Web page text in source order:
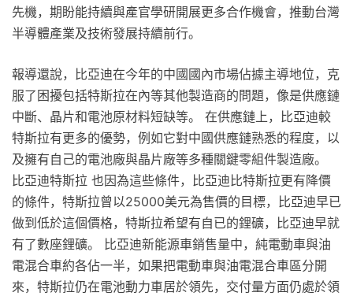
先機，期盼能持續與產官學研開展更多合作機會，推動台灣
半導體產業及技術發展持續前行。
報導還說，比亞迪在今年的中國國內市場佔據主導地位，克
服了困擾包括特斯拉在內等其他製造商的問題，像是供應鏈
中斷、晶片和電池原材料短缺等。 在供應鏈上，比亞迪較
特斯拉有更多的優勢，例如它對中國供應鏈熟悉的程度，以
及擁有自己的電池廠與晶片廠等多種關鍵零組件製造廠。
比亞迪特斯拉 也因為這些條件，比亞迪比特斯拉更有降價
的條件，特斯拉曾以25000美元為售價的目標，比亞迪早已
做到低於這個價格，特斯拉希望有自已的鋰礦，比亞迪早就
有了數座鋰礦。 比亞迪新能源車銷售量中，純電動車與油
電混合車約各佔一半，如果把電動車與油電混合車區分開
來，特斯拉仍在電池動力車居於領先，交付量方面仍處於領